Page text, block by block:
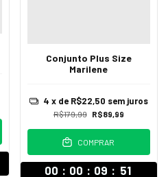
Conjunto Plus Size
Marilene
R$179,99 R$89,99
4 x de R$22,50 sem juros
COMPRAR
00 : 00 : 09 : 47